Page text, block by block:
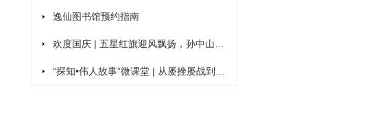
逸仙图书馆预约指南